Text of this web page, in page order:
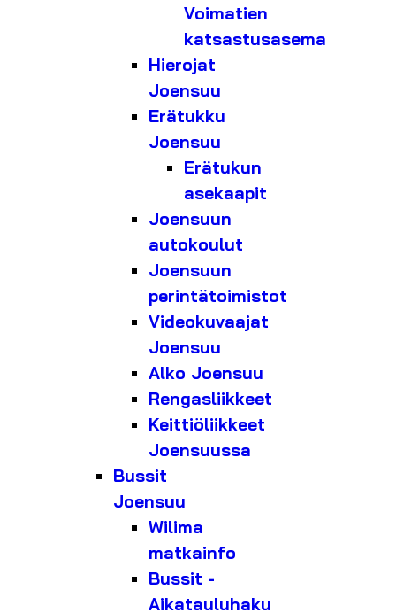
Voimatien
katsastusasema
Hierojat
Joensuu
Erätukku
Joensuu
Erätukun
asekaapit
Joensuun
autokoulut
Joensuun
perintätoimistot
Videokuvaajat
Joensuu
Alko Joensuu
Rengasliikkeet
Keittiöliikkeet
Joensuussa
Bussit
Joensuu
Wilima
matkainfo
Bussit -
Aikatauluhaku